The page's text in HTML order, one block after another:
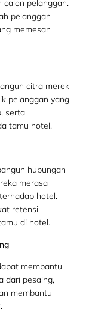
pelanggan.
pelanggan
memesan
citra merek
pelanggan yang
serta
tamu hotel.
hubungan
merasa
hotel.
retensi
di hotel.
membantu
dari pesaing,
membantu